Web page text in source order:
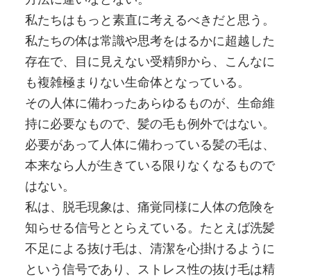
私たちはもっと素直に考えるべきだと思う。
私たちの体は常識や思考をはるかに超越した
存在で、目に見えない受精卵から、こんなに
も複雑極まりない生命体となっている。
その人体に備わったあらゆるものが、生命維
持に必要なもので、髪の毛も例外ではない。
必要があって人体に備わっている髪の毛は、
本来なら人が生きている限りなくなるもので
はない。
私は、脱毛現象は、痛覚同様に人体の危険を
知らせる信号ととらえている。たとえば洗髪
不足による抜け毛は、清潔を心掛けるように
という信号であり、ストレス性の抜け毛は精